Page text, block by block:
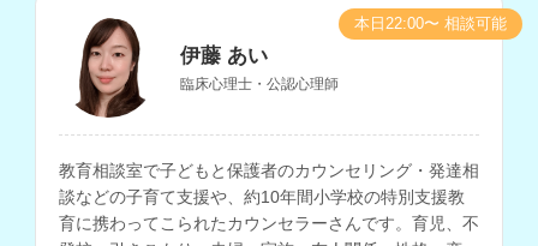
伊藤 あい
臨床心理士・公認心理師
教育相談室で子どもと保護者のカウンセリング・発達相
談などの子育て支援や、約10年間小学校の特別支援教
育に携わってこられたカウンセラーさんです。育児、不
本日22:00〜 相談可能